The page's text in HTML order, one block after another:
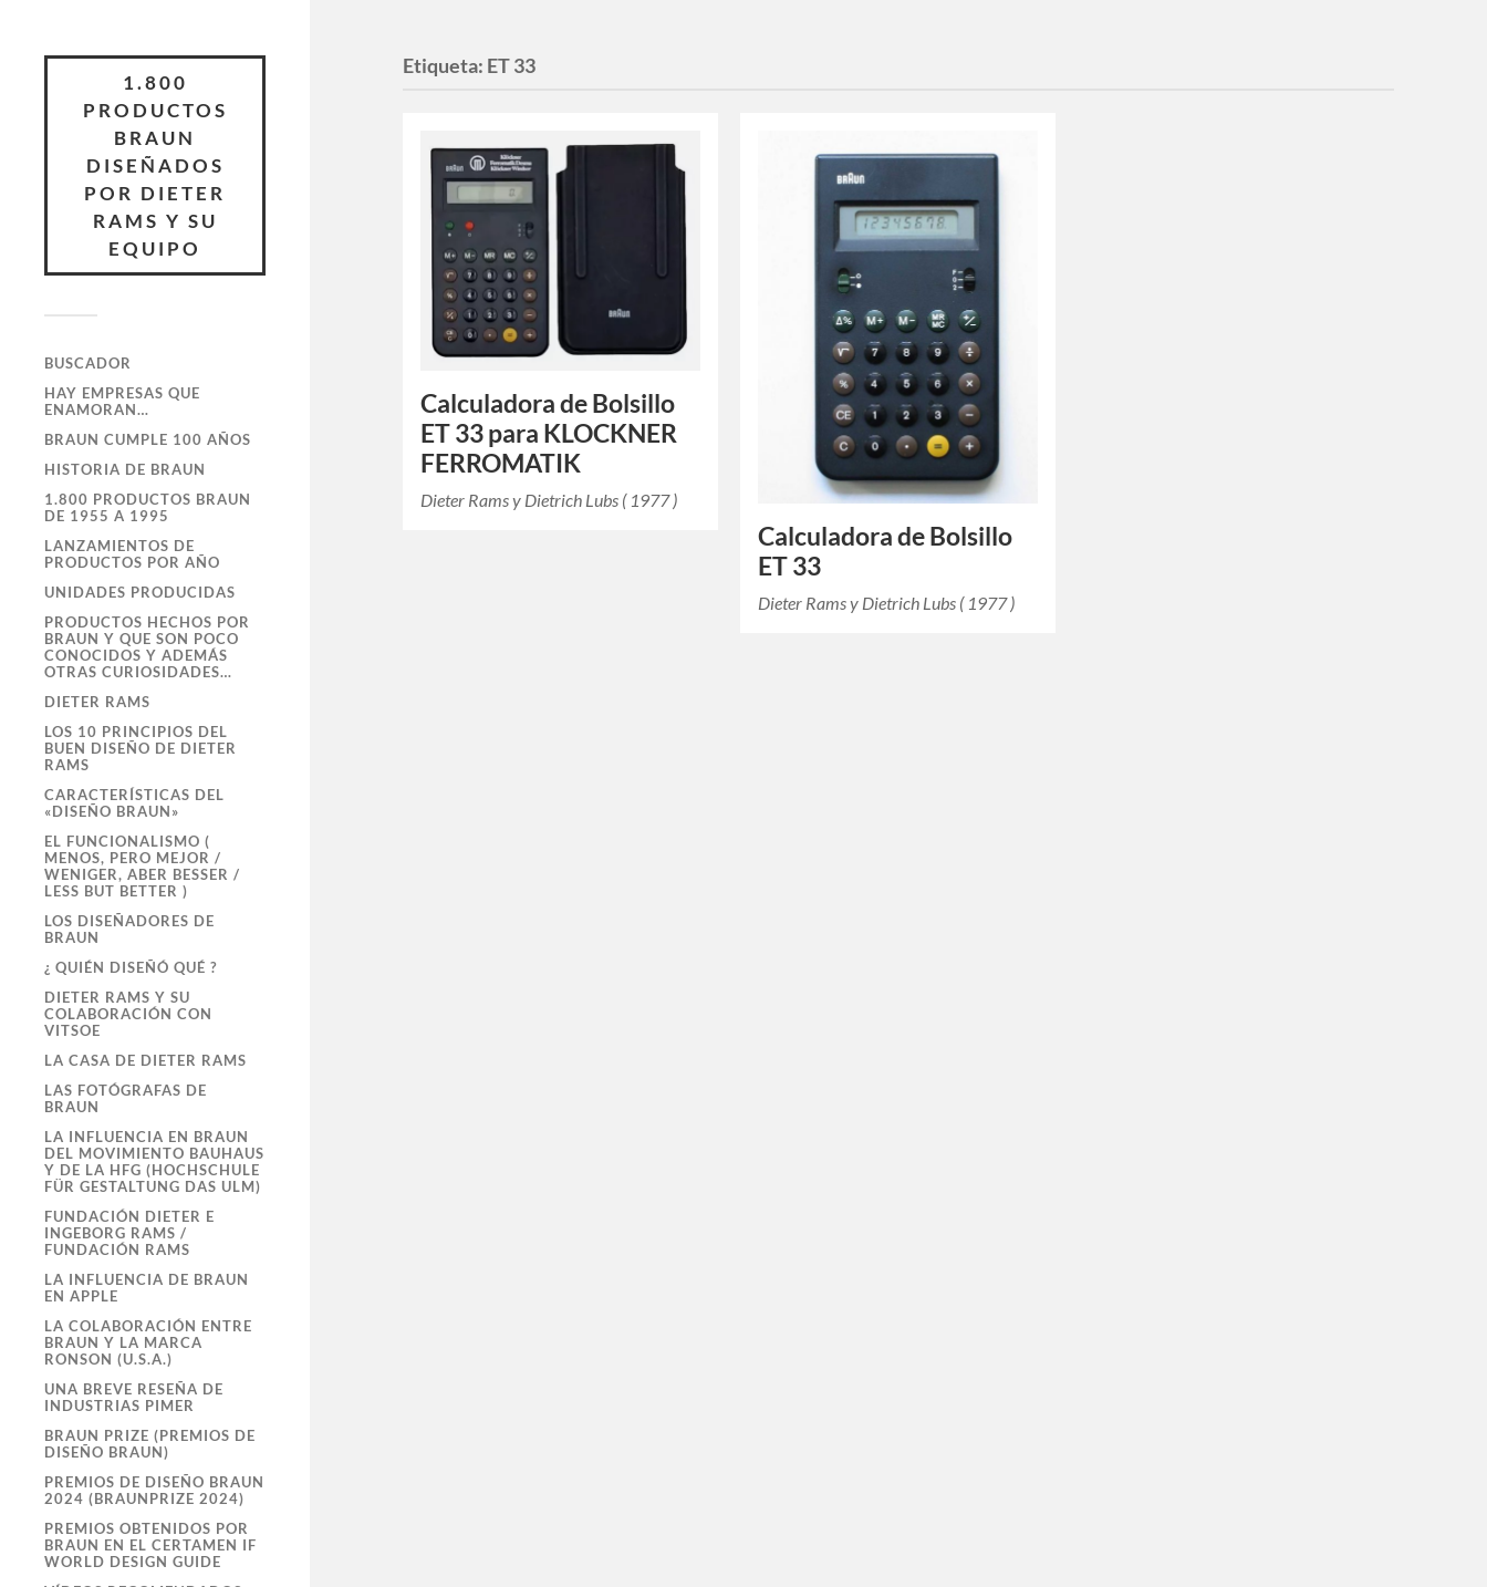
1.800
PRODUCTOS
BRAUN
DISEÑADOS
POR DIETER
RAMS Y SU
EQUIPO
BUSCADOR
HAY EMPRESAS QUE
ENAMORAN…
BRAUN CUMPLE 100 AÑOS
HISTORIA DE BRAUN
1.800 PRODUCTOS BRAUN
DE 1955 A 1995
LANZAMIENTOS DE
PRODUCTOS POR AÑO
UNIDADES PRODUCIDAS
PRODUCTOS HECHOS POR
BRAUN Y QUE SON POCO
CONOCIDOS Y ADEMÁS
OTRAS CURIOSIDADES…
DIETER RAMS
LOS 10 PRINCIPIOS DEL
BUEN DISEÑO DE DIETER
RAMS
CARACTERÍSTICAS DEL
«DISEÑO BRAUN»
EL FUNCIONALISMO (
MENOS, PERO MEJOR /
WENIGER, ABER BESSER /
LESS BUT BETTER )
LOS DISEÑADORES DE
BRAUN
¿ QUIÉN DISEÑÓ QUÉ ?
DIETER RAMS Y SU
COLABORACIÓN CON
VITSOE
LA CASA DE DIETER RAMS
LAS FOTÓGRAFAS DE
BRAUN
LA INFLUENCIA EN BRAUN
DEL MOVIMIENTO BAUHAUS
Y DE LA HFG (HOCHSCHULE
FÜR GESTALTUNG DAS ULM)
FUNDACIÓN DIETER E
INGEBORG RAMS /
FUNDACIÓN RAMS
LA INFLUENCIA DE BRAUN
EN APPLE
LA COLABORACIÓN ENTRE
BRAUN Y LA MARCA
RONSON (U.S.A.)
UNA BREVE RESEÑA DE
INDUSTRIAS PIMER
BRAUN PRIZE (PREMIOS DE
DISEÑO BRAUN)
PREMIOS DE DISEÑO BRAUN
2024 (BRAUNPRIZE 2024)
PREMIOS OBTENIDOS POR
BRAUN EN EL CERTAMEN IF
WORLD DESIGN GUIDE
Etiqueta: ET 33
Calculadora de Bolsillo
ET 33 para KLOCKNER
FERROMATIK
Dieter Rams y Dietrich Lubs ( 1977 )
Calculadora de Bolsillo
ET 33
Dieter Rams y Dietrich Lubs ( 1977 )